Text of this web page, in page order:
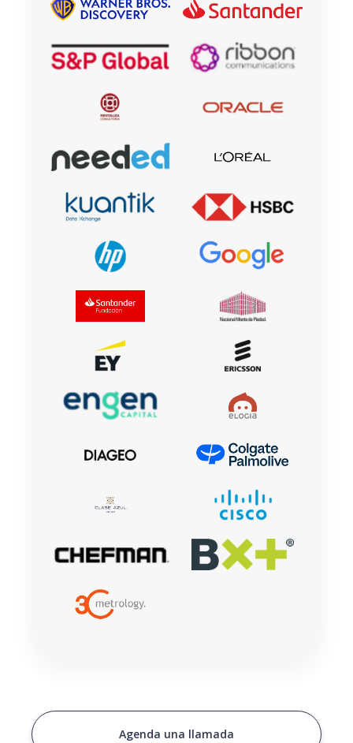
Agenda una llamada